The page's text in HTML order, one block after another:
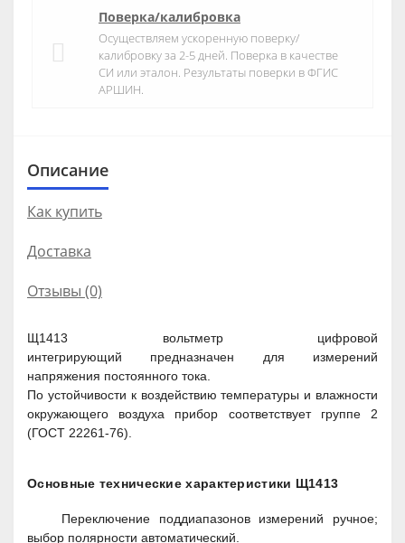
Поверка/калибровка
Осуществляем ускоренную поверку/
калибровку за 2-5 дней. Поверка в качестве
СИ или эталон. Результаты поверки в ФГИС
АРШИН.
Описание
Как купить
Доставка
Отзывы (0)
Щ1413 вольтметр цифровой
интегрирующий предназначен для измерений
напряжения постоянного тока.
По устойчивости к воздействию температуры и влажности
окружающего воздуха прибор соответствует группе 2
(ГОСТ 22261-76).
Основные технические характеристики Щ1413
Переключение поддиапазонов измерений ручное;
выбор полярности автоматический.